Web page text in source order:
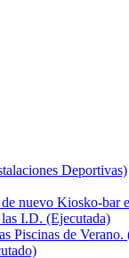
Deportivas)
nuevo Kiosko-bar
I.D. (Ejecutada)
Piscinas de Verano.